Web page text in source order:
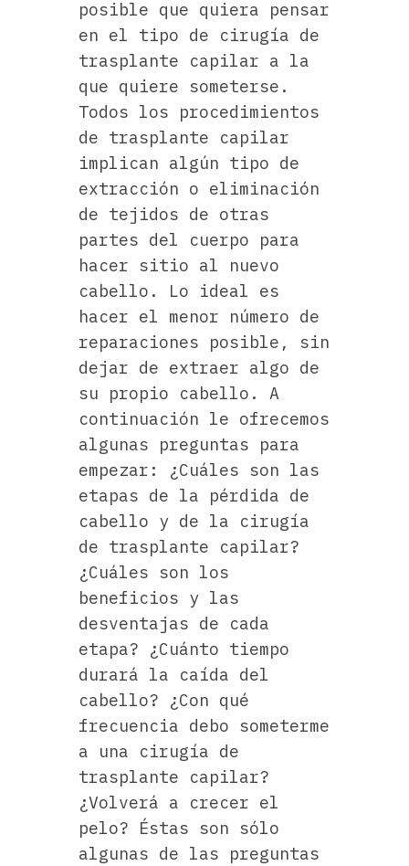
posible que quiera pensar
en el tipo de cirugía de
trasplante capilar a la
que quiere someterse.
Todos los procedimientos
de trasplante capilar
implican algún tipo de
extracción o eliminación
de tejidos de otras
partes del cuerpo para
hacer sitio al nuevo
cabello. Lo ideal es
hacer el menor número de
reparaciones posible, sin
dejar de extraer algo de
su propio cabello. A
continuación le ofrecemos
algunas preguntas para
empezar: ¿Cuáles son las
etapas de la pérdida de
cabello y de la cirugía
de trasplante capilar?
¿Cuáles son los
beneficios y las
desventajas de cada
etapa? ¿Cuánto tiempo
durará la caída del
cabello? ¿Con qué
frecuencia debo someterme
a una cirugía de
trasplante capilar?
¿Volverá a crecer el
pelo? Éstas son sólo
algunas de las preguntas